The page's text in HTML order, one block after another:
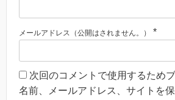
メールアドレス（公開はされません。） *
次回のコメントで使用するため
名前、メールアドレス、サイトを保